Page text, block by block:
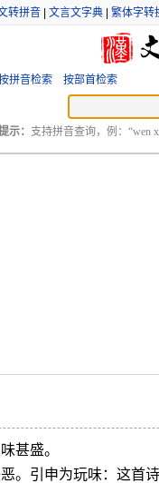
转拼音 文言文字典 繁体字转
拼音检索 按部首检索
示： 支持拼音查询，例：“wen
甚盛。
。引申为玩味：这首